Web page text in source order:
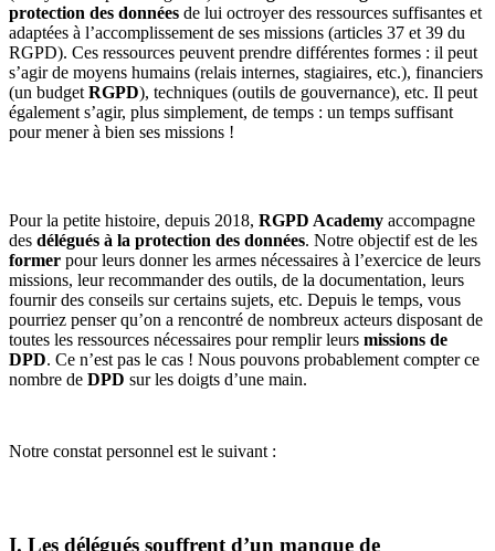
protection des données de lui octroyer des ressources suffisantes et
adaptées à l’accomplissement de ses missions (articles 37 et 39 du
RGPD). Ces ressources peuvent prendre différentes formes : il peut
s’agir de moyens humains (relais internes, stagiaires, etc.), financiers
(un budget RGPD), techniques (outils de gouvernance), etc. Il peut
également s’agir, plus simplement, de temps : un temps suffisant
pour mener à bien ses missions !
Pour la petite histoire, depuis 2018, RGPD Academy accompagne
des délégués à la protection des données. Notre objectif est de les
former pour leurs donner les armes nécessaires à l’exercice de leurs
missions, leur recommander des outils, de la documentation, leurs
fournir des conseils sur certains sujets, etc. Depuis le temps, vous
pourriez penser qu’on a rencontré de nombreux acteurs disposant de
toutes les ressources nécessaires pour remplir leurs missions de
DPD. Ce n’est pas le cas ! Nous pouvons probablement compter ce
nombre de DPD sur les doigts d’une main.
Notre constat personnel est le suivant :
I. Les délégués souffrent d’un manque de